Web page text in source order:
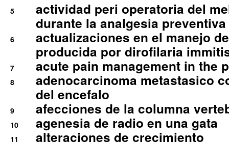
5
actividad peri operatoria del
durante la analgesia
6
actualizaciones en el manejo
producida por dirofilaria
7 acute pain management in the
8
adenocarcinoma metastasico
del encefalo
9 afecciones de la columna
10 agenesia de radio en una gata
11 alteraciones de crecimiento